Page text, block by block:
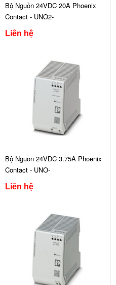
Bộ Nguồn 24VDC 20A Phoenix
Contact - UNO2-
PS/1AC/24DC/480W
Liên hệ
Bộ Nguồn 24VDC 3.75A Phoenix
Contact - UNO-
PS/2AC/24DC/90W/C2LPS
Liên hệ